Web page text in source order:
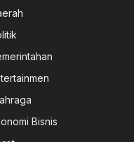
Bisnis